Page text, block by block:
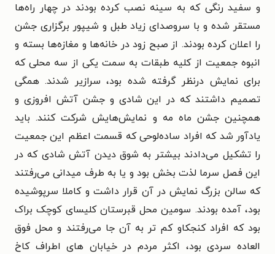
و سفید رنگی که به سینه نصب کرده بودند در چهار راه‌ها
مستقر شده و با سروصدای زیاد طبل و شیپور برگزاری جشن
را اعلان کرده بودند. از صبح زود در خانه‌ها و مغازه‌ها بسته و
انبوه جمعیت از کلیه طبقات به سمت یکی از سه محلی که
برای نمایش درنظر گرفته شده بود، سرازیر شدند. همگی
تصمیم داشتند که در این شادی و جشن آتش افروزی و
همچنین جشن ماه مه و نمایش‌هایش شرکت کنند. باید
یادآور شد که افراد ساده‌لوحی که قسمت اعظم این جمعیت
را تشکیل می‌دادند بیشتر به شوق دیدن آتش شادی که در
این فصل سرما لذت بخش بود و یا به طرف میدانی می‌رفتند
که سالن بزرگ نمایش در آن قرار داشت و کاملا سرپوشیده
بود، آمده بودند. سومین محل قبرستان کلیسای کوچک براک
بود که افراد کنجکاو کم تر به آن جا می‌رفتند و محل فوق
العاده سردی بود، اکثر مردم در خیابان های اطراف کاخ